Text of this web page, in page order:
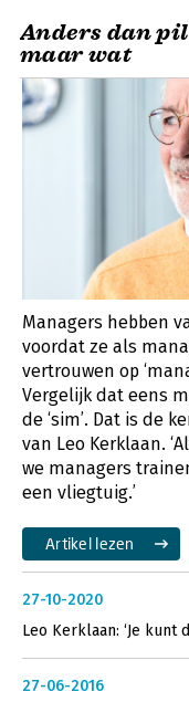
Anders dan
maar wat
Managers hebben
voordat ze als
vertrouwen op
Vergelijk dat eens
de ‘sim’. Dat is de
van Leo Kerklaan.
we managers
een vliegtuig.’
Artikel lezen
27-10-2020
Leo Kerklaan: ‘Je
27-06-2016